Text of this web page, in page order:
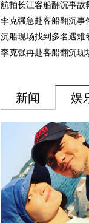
航拍长江客船翻沉事故
李克强急赴客船翻沉事
沉船现场找到多名遇难
李克强再赴客船翻沉现